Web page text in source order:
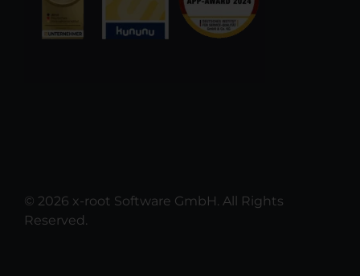
© 2026 x-root Software GmbH. All Rights
Reserved.